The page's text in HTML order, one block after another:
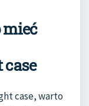
case, warto